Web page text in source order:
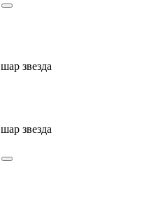
звезда
звезда